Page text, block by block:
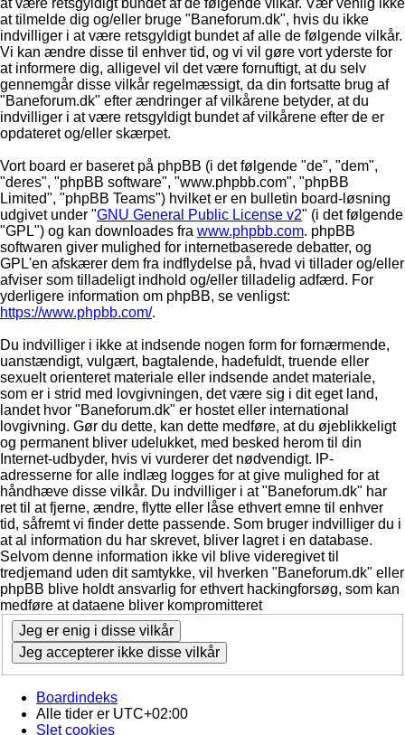
at være retsgyldigt bundet af de følgende vilkår. Vær venlig ikke
at tilmelde dig og/eller bruge "Baneforum.dk", hvis du ikke
indvilliger i at være retsgyldigt bundet af alle de følgende vilkår.
Vi kan ændre disse til enhver tid, og vi vil gøre vort yderste for
at informere dig, alligevel vil det være fornuftigt, at du selv
gennemgår disse vilkår regelmæssigt, da din fortsatte brug af
"Baneforum.dk" efter ændringer af vilkårene betyder, at du
indvilliger i at være retsgyldigt bundet af vilkårene efter de er
opdateret og/eller skærpet.
Vort board er baseret på phpBB (i det følgende "de", "dem",
"deres", "phpBB software", "www.phpbb.com", "phpBB
Limited", "phpBB Teams") hvilket er en bulletin board-løsning
udgivet under "GNU General Public License v2" (i det følgende
"GPL") og kan downloades fra www.phpbb.com. phpBB
softwaren giver mulighed for internetbaserede debatter, og
GPL'en afskærer dem fra indflydelse på, hvad vi tillader og/eller
afviser som tilladeligt indhold og/eller tilladelig adfærd. For
yderligere information om phpBB, se venligst:
https://www.phpbb.com/.
Du indvilliger i ikke at indsende nogen form for fornærmende,
uanstændigt, vulgært, bagtalende, hadefuldt, truende eller
sexuelt orienteret materiale eller indsende andet materiale,
som er i strid med lovgivningen, det være sig i dit eget land,
landet hvor "Baneforum.dk" er hostet eller international
lovgivning. Gør du dette, kan dette medføre, at du øjeblikkeligt
og permanent bliver udelukket, med besked herom til din
Internet-udbyder, hvis vi vurderer det nødvendigt. IP-
adresserne for alle indlæg logges for at give mulighed for at
håndhæve disse vilkår. Du indvilliger i at "Baneforum.dk" har
ret til at fjerne, ændre, flytte eller låse ethvert emne til enhver
tid, såfremt vi finder dette passende. Som bruger indvilliger du i
at al information du har skrevet, bliver lagret i en database.
Selvom denne information ikke vil blive videregivet til
tredjemand uden dit samtykke, vil hverken "Baneforum.dk" eller
phpBB blive holdt ansvarlig for ethvert hackingforsøg, som kan
medføre at dataene bliver kompromitteret
Boardindeks
Alle tider er UTC+02:00
Slet cookies